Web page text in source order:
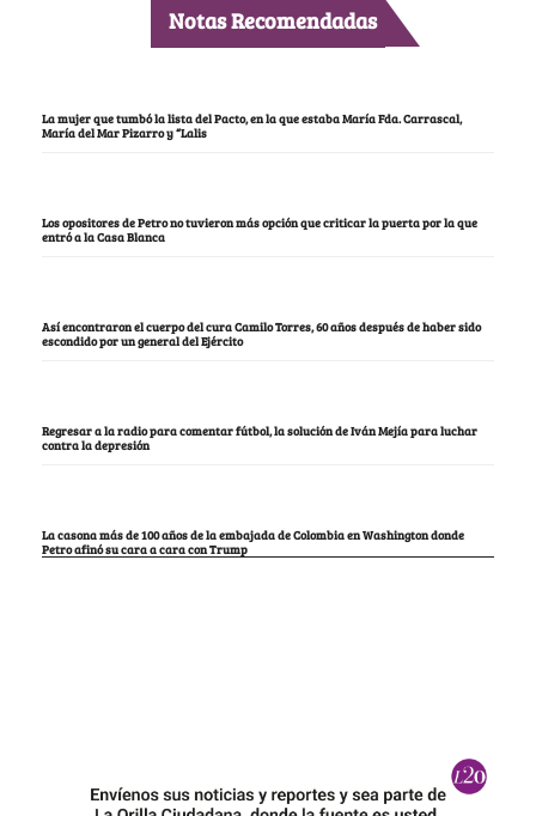
Notas Recomendadas
La mujer que tumbó la lista del Pacto, en la que estaba María Fda. Carrascal,
María del Mar Pizarro y “Lalis
Los opositores de Petro no tuvieron más opción que criticar la puerta por la que
entró a la Casa Blanca
Así encontraron el cuerpo del cura Camilo Torres, 60 años después de haber sido
escondido por un general del Ejército
Regresar a la radio para comentar fútbol, la solución de Iván Mejía para luchar
contra la depresión
La casona más de 100 años de la embajada de Colombia en Washington donde
Petro afinó su cara a cara con Trump